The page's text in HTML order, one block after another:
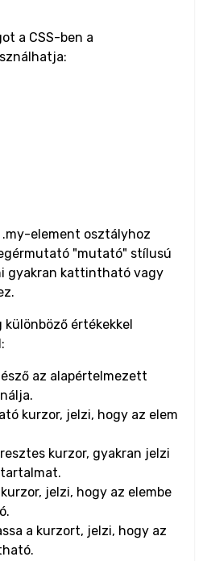
a CSS-ben a
.my-element osztályhoz
"mutató" stílusú
gyakran kattintható vagy
értékekkel
az alapértelmezett
kurzor, jelzi, hogy az elem
kurzor, gyakran jelzi
jelzi, hogy az elembe
a kurzort, jelzi, hogy az